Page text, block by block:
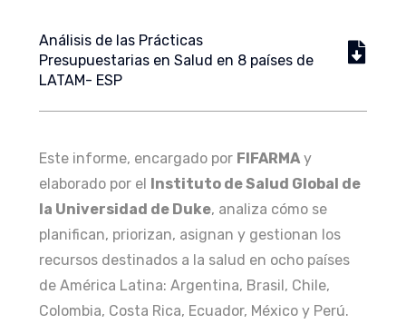
Análisis de las Prácticas
Presupuestarias en Salud en 8 países de
LATAM- ESP
Este informe, encargado por FIFARMAy
elaborado por el
Instituto de Salud Global de
la Universidad de Duke, analiza cómo se
planifican, priorizan, asignan y gestionan los
recursos destinados a la salud en ocho países
de América Latina: Argentina, Brasil, Chile,
Colombia, Costa Rica, Ecuador, México y Perú.